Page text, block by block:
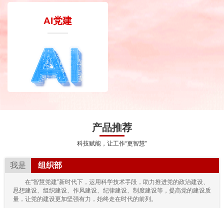
AI党建
产品推荐
科技赋能，让工作“更智慧”
我是 组织部
在“智慧党建”新时代下，运用科学技术手段，助力推进党的政治建设、
思想建设、组织建设、作风建设、纪律建设、制度建设等，提高党的建设质
量，让党的建设更加坚强有力，始终走在时代的前列。